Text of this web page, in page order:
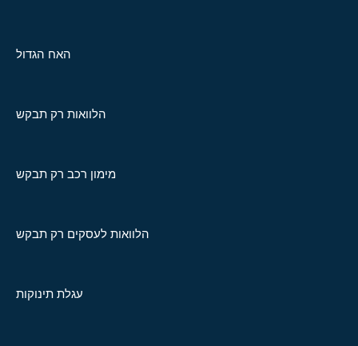
האח הגדול
הלוואות רק תבקש
מימון רכב רק תבקש
הלוואות לעסקים רק תבקש
עגלת תינוקות